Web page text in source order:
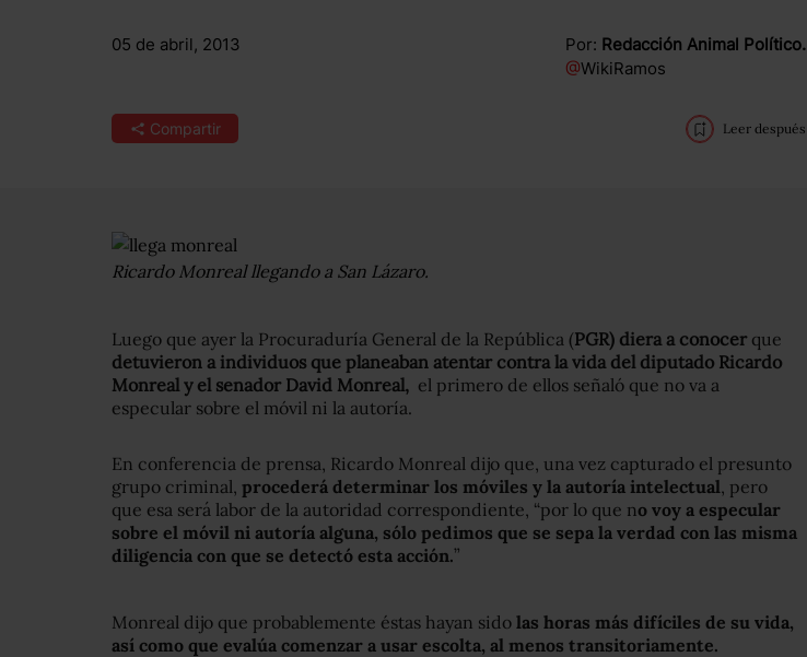
05 de abril, 2013 Por: Redacción Animal Político.
@WikiRamos
Compartir Leer después
Ricardo Monreal llegando a San Lázaro.
Luego que ayer la Procuraduría General de la República (PGR) diera a conocer que
detuvieron a individuos que planeaban atentar contra la vida del diputado Ricardo
Monrealy el senador David Monreal, el primero de ellos señaló que no va a
especular sobre el móvil ni la autoría.
En conferencia de prensa, Ricardo Monreal dijo que, una vez capturado el presunto
grupo criminal, procederá determinar los móviles y la autoría intelectual, pero
que esa será labor de la autoridad correspondiente, “por lo que no voy a especular
sobre el móvil ni autoría alguna, sólo pedimos que se sepa la verdad con las misma
diligencia con que se detectó esta acción.”
Monreal dijo que probablemente éstas hayan sido las horas más difíciles de su vida,
así como que evalúa comenzar a usar escolta, al menos transitoriamente.